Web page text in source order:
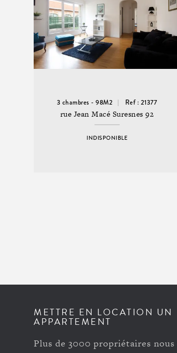
3 chambres - 98M2 Ref : 21377
rue Jean Macé Suresnes 92
INDISPONIBLE
METTRE EN LOCATION UN
APPARTEMENT
Plus de 3000 propriétaires